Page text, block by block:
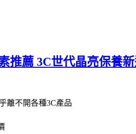
推薦 3C世代晶亮保養
離不開各種3C產品